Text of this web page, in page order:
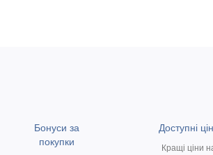
Бонуси за
покупки
Доступні
Кращі ціни